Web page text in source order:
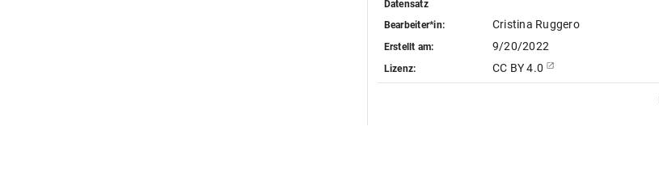
Datensatz
Bearbeiter*in:
Cristina Ruggero
Erstellt am: 9/20/2022
Lizenz: CC BY 4.0